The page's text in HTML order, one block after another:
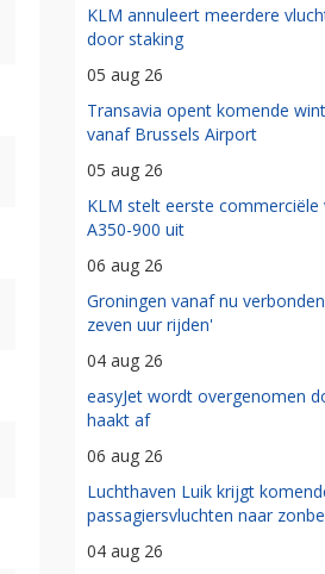
KLM annuleert meerdere
door staking
05 aug 26
Transavia opent komende
vanaf Brussels Airport
05 aug 26
KLM stelt eerste commerciële
A350-900 uit
06 aug 26
Groningen vanaf nu
zeven uur rijden'
04 aug 26
easyJet wordt overgenomen
haakt af
06 aug 26
Luchthaven Luik krijgt
passagiersvluchten naar
04 aug 26